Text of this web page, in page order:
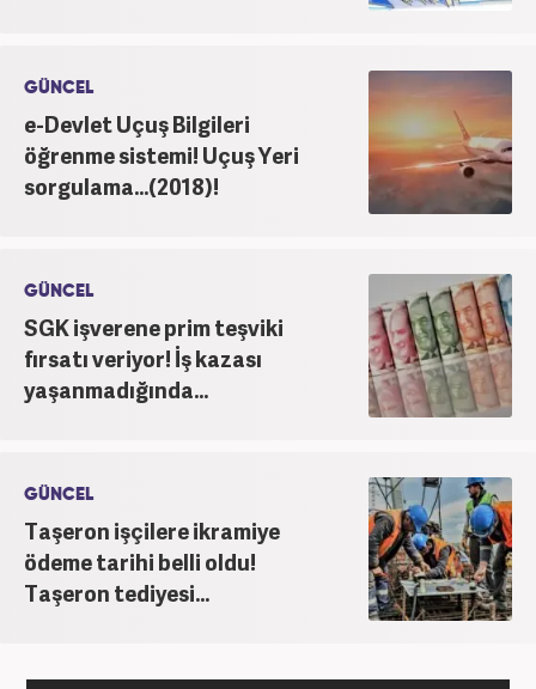
GÜNCEL
e-Devlet Uçuş Bilgileri
öğrenme sistemi! Uçuş Yeri
sorgulama...(2018)!
GÜNCEL
SGK işverene prim teşviki
fırsatı veriyor! İş kazası
yaşanmadığında...
GÜNCEL
Taşeron işçilere ikramiye
ödeme tarihi belli oldu!
Taşeron tediyesi...